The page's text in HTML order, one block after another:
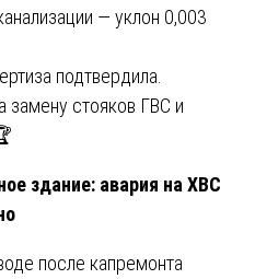
— уклон 0,003
подтвердила.
замену стояков ГВС и
здание: авария на ХВС
после капремонта